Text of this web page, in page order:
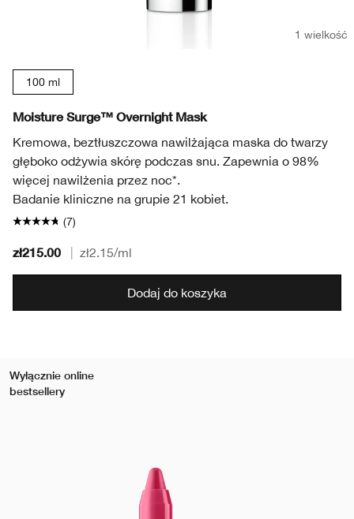
1 wielkość
100 ml
Moisture Surge™ Overnight Mask
Kremowa, beztłuszczowa nawilżająca maska do twarzy
głęboko odżywia skórę podczas snu. Zapewnia o 98%
więcej nawilżenia przez noc*.
Badanie kliniczne na grupie 21 kobiet.
(7)
zł215.00 zł2.15/ml
Dodaj do koszyka
Wyłącznie online
bestsellery